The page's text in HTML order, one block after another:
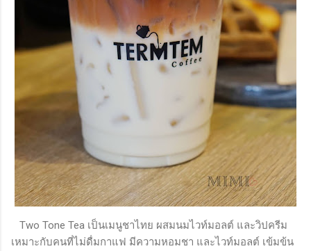
Two Tone Tea เป็นเมนูชาไทย ผสมนมไวท์มอลต์ และวิปครีม
เหมาะกับคนที่ไม่ดื่มกาแฟ มีความหอมชา และไวท์มอลต์ เข้มข้น